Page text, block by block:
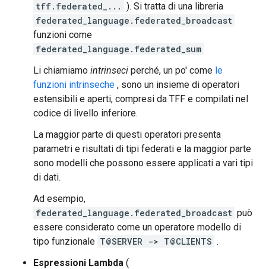
tff.federated_... ). Si tratta di una libreria
federated_language.federated_broadcast
funzioni come
federated_language.federated_sum
Li chiamiamo intrinseci perché, un po' come le
funzioni intrinseche , sono un insieme di operatori
estensibili e aperti, compresi da TFF e compilati nel
codice di livello inferiore.
La maggior parte di questi operatori presenta
parametri e risultati di tipi federati e la maggior parte
sono modelli che possono essere applicati a vari tipi
di dati.
Ad esempio,
federated_language.federated_broadcast può
essere considerato come un operatore modello di
tipo funzionale T@SERVER -> T@CLIENTS .
Espressioni Lambda (